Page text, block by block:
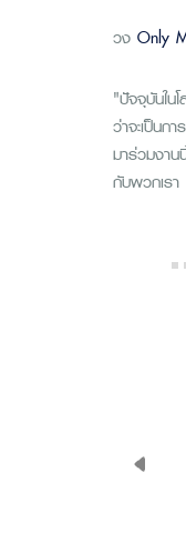
วง Only
"ปัจจุบันใ
ว่าจะเป็นก
มาร่วมงาน
กับพวกเร